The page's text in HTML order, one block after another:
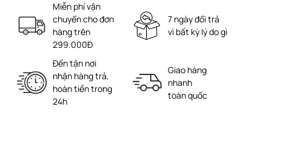
Miễn phí vận
chuyển cho đơn
hàng trên
299.000Đ
7 ngày đổi trả
vì bất kỳ lý do gì
Đến tận nơi
nhận hàng trả,
hoàn tiền trong
24h
Giao hàng
nhanh
toàn quốc